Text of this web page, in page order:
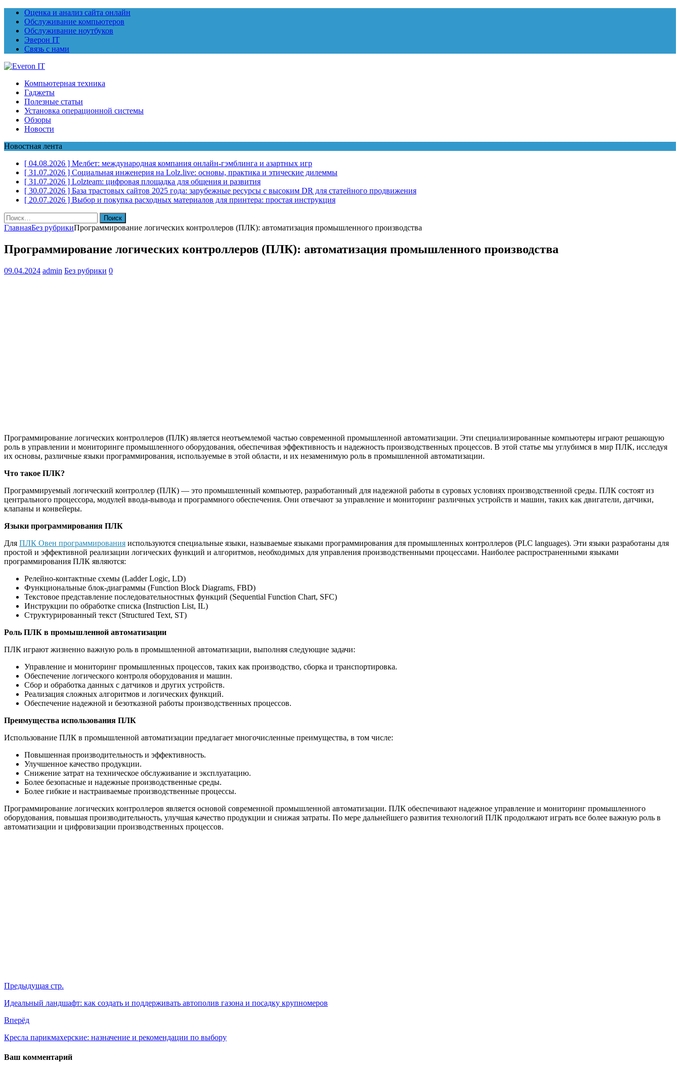
Оценка и анализ сайта онлайн
Обслуживание компьютеров
Обслуживание ноутбуков
Эверон IT
Связь с нами
Компьютерная техника
Гаджеты
Полезные статьи
Установка операционной системы
Обзоры
Новости
Новостная лента
[ 04.08.2026 ] Мелбет: международная компания онлайн-гэмблинга и азартных игр
[ 31.07.2026 ] Социальная инженерия на Lolz.live: основы, практика и этические дилеммы
[ 31.07.2026 ] Lolzteam: цифровая площадка для общения и развития
[ 30.07.2026 ] База трастовых сайтов 2025 года: зарубежные ресурсы с высоким DR для статейного продвижения
[ 20.07.2026 ] Выбор и покупка расходных материалов для принтера: простая инструкция
Найти:
ГлавнаяБез рубрикиПрограммирование логических контроллеров (ПЛК): автоматизация промышленного производства
Программирование логических контроллеров (ПЛК): автоматизация промышленного производства
09.04.2024 admin Без рубрики 0
Программирование логических контроллеров (ПЛК) является неотъемлемой частью современной промышленной автоматизации. Эти специализированные компьютеры играют решающую
роль в управлении и мониторинге промышленного оборудования, обеспечивая эффективность и надежность производственных процессов. В этой статье мы углубимся в мир ПЛК, исследуя
их основы, различные языки программирования, используемые в этой области, и их незаменимую роль в промышленной автоматизации.
Что такое ПЛК?
Программируемый логический контроллер (ПЛК) — это промышленный компьютер, разработанный для надежной работы в суровых условиях производственной среды. ПЛК состоят из
центрального процессора, модулей ввода-вывода и программного обеспечения. Они отвечают за управление и мониторинг различных устройств и машин, таких как двигатели, датчики,
клапаны и конвейеры.
Языки программирования ПЛК
Для ПЛК Овен программирования используются специальные языки, называемые языками программирования для промышленных контроллеров (PLC languages). Эти языки разработаны для
простой и эффективной реализации логических функций и алгоритмов, необходимых для управления производственными процессами. Наиболее распространенными языками
программирования ПЛК являются:
Релейно-контактные схемы (Ladder Logic, LD)
Функциональные блок-диаграммы (Function Block Diagrams, FBD)
Текстовое представление последовательностных функций (Sequential Function Chart, SFC)
Инструкции по обработке списка (Instruction List, IL)
Структурированный текст (Structured Text, ST)
Роль ПЛК в промышленной автоматизации
ПЛК играют жизненно важную роль в промышленной автоматизации, выполняя следующие задачи:
Управление и мониторинг промышленных процессов, таких как производство, сборка и транспортировка.
Обеспечение логического контроля оборудования и машин.
Сбор и обработка данных с датчиков и других устройств.
Реализация сложных алгоритмов и логических функций.
Обеспечение надежной и безотказной работы производственных процессов.
Преимущества использования ПЛК
Использование ПЛК в промышленной автоматизации предлагает многочисленные преимущества, в том числе:
Повышенная производительность и эффективность.
Улучшенное качество продукции.
Снижение затрат на техническое обслуживание и эксплуатацию.
Более безопасные и надежные производственные среды.
Более гибкие и настраиваемые производственные процессы.
Программирование логических контроллеров является основой современной промышленной автоматизации. ПЛК обеспечивают надежное управление и мониторинг промышленного
оборудования, повышая производительность, улучшая качество продукции и снижая затраты. По мере дальнейшего развития технологий ПЛК продолжают играть все более важную роль в
автоматизации и цифровизации производственных процессов.
Предыдущая стр.
Идеальный ландшафт: как создать и поддерживать автополив газона и посадку крупномеров
Вперёд
Кресла парикмахерские: назначение и рекомендации по выбору
Ваш комментарий